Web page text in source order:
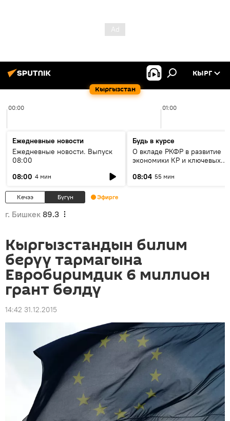
Кыргызстан
КЫРГ
00:00 01:00
Ежедневные новости
Ежедневные новости. Выпуск
08:00
08:00 4 мин
Будь в курсе
О вкладе РКФР в развитие
экономики КР и ключевых
08:04 55 мин
Кечээ Бүгүн Эфирге
г. Бишкек 89.3
Кыргызстандын билим
берүү тармагына
Евробиримдик 6 миллион
грант бөлдү
14:42 31.12.2015